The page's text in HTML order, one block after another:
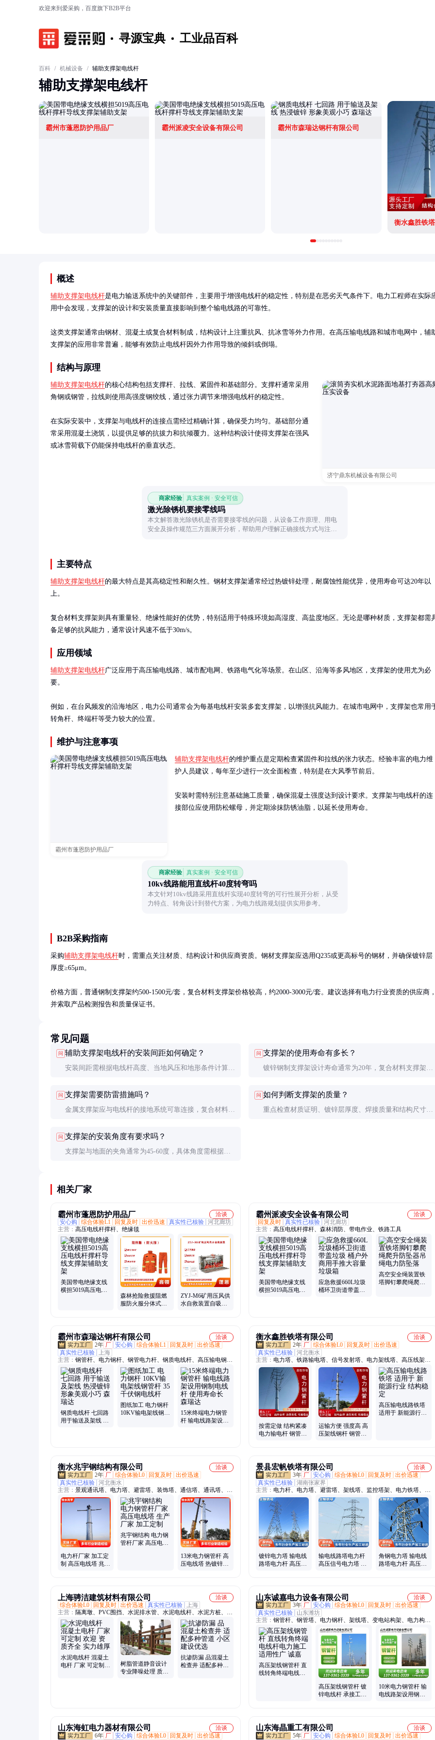
欢迎来到爱采购，百度旗下B2B平台
寻源宝典 工业品百科
百科 / 机械设备 / 辅助支撑架电线杆
辅助支撑架电线杆
霸州市蓬恩防护用品厂 霸州派凌安全设备有限公司 霸州市森瑞达钢杆有限公司
衡水鑫胜铁
概述
辅助支撑架电线杆是电力输送系统中的关键部件，主要用于增强电线杆的稳定性，特别是在恶劣天气条件下。电力工程师在实际
用中会发现，支撑架的设计和安装质量直接影响到整个输电线路的可靠性。
这类支撑架通常由钢材、混凝土或复合材料制成，结构设计上注重抗风、抗冰雪等外力作用。在高压输电线路和城市电网中，辅
支撑架的应用非常普遍，能够有效防止电线杆因外力作用导致的倾斜或倒塌。
结构与原理
济宁鼎东机械设备有限公司
辅助支撑架电线杆的核心结构包括支撑杆、拉线、紧固件和基础部分。支撑杆通常采用
角钢或钢管，拉线则使用高强度钢绞线，通过张力调节来增强电线杆的稳定性。
在实际安装中，支撑架与电线杆的连接点需经过精确计算，确保受力均匀。基础部分通
常采用混凝土浇筑，以提供足够的抗拔力和抗倾覆力。这种结构设计使得支撑架在强风
或冰雪荷载下仍能保持电线杆的垂直状态。
商家经验 真实案例 · 安全可信
激光除锈机要接零线吗
本文解答激光除锈机是否需要接零线的问题，从设备工作原理、用电
安全及操作规范三方面展开分析，帮助用户理解正确接线方式与注意
主要特点
辅助支撑架电线杆的最大特点是其高稳定性和耐久性。钢材支撑架通常经过热镀锌处理，耐腐蚀性能优异，使用寿命可达20年以
上。
复合材料支撑架则具有重量轻、绝缘性能好的优势，特别适用于特殊环境如高湿度、高盐度地区。无论是哪种材质，支撑架都需
备足够的抗风能力，通常设计风速不低于30m/s。
应用领域
辅助支撑架电线杆广泛应用于高压输电线路、城市配电网、铁路电气化等场景。在山区、沿海等多风地区，支撑架的使用尤为必
要。
例如，在台风频发的沿海地区，电力公司通常会为每基电线杆安装多套支撑架，以增强抗风能力。在城市电网中，支撑架也常用
转角杆、终端杆等受力较大的位置。
维护与注意事项
霸州市蓬恩防护用品厂
辅助支撑架电线杆的维护重点是定期检查紧固件和拉线的张力状态。经验丰富的电力维
护人员建议，每年至少进行一次全面检查，特别是在大风季节前后。
安装时需特别注意基础施工质量，确保混凝土强度达到设计要求。支撑架与电线杆的连
接部位应使用防松螺母，并定期涂抹防锈油脂，以延长使用寿命。
商家经验 真实案例 · 安全可信
10kv线路能用直线杆40度转弯吗
本文针对10kv线路采用直线杆实现40度转弯的可行性展开分析，从受
力特点、转角设计到替代方案，为电力线路规划提供实用参考。
B2B采购指南
采购辅助支撑架电线杆时，需重点关注材质、结构设计和供应商资质。钢材支撑架应选用Q235或更高标号的钢材，并确保镀锌层
厚度≥65μm。
价格方面，普通钢制支撑架约500-1500元/套，复合材料支撑架价格较高，约2000-3000元/套。建议选择有电力行业资质的供应商
并索取产品检测报告和质量保证书。
常见问题
问 辅助支撑架电线杆的安装间距如何确定？
安装间距需根据电线杆高度、当地风压和地形条件计算，
供。
问 支撑架的使用寿命有多长？
镀锌钢制支撑架设计寿命通常为20年，复合材料支撑架可
问 支撑架需要防雷措施吗？
金属支撑架应与电线杆的接地系统可靠连接，复合材料支
求。
问 如何判断支撑架的质量？
重点检查材质证明、镀锌层厚度、焊接质量和结构尺寸。
问 支撑架的安装角度有要求吗？
支撑架与地面的夹角通常为45-60度，具体角度需根据受
相关厂家
霸州市蓬恩防护用品厂
洽谈
安心购
综合体验L1 回复及时 出价迅速 真实性已核验 河北廊坊
主营： 高压电线杆撑杆、绝缘毯
美国带电绝缘支线
横担5019高压电线
森林抢险救援阻燃
服防火服分体式阻
ZYJ-M6矿用压风供
水自救装置自吸过
霸州派凌安全设备有限公司
洽谈
回复及时 真实性已核验 河北廊坊
主营： 高压电线杆撑杆、森林消防、带电作业、铁路工具
美国带电绝缘支线
横担5019高压电线
应急救援660L垃圾
桶环卫街道带盖垃
高空安全绳装置铁
塔脚钉攀爬绳爬升
霸州市森瑞达钢杆有限公司
洽谈
2年 厂 安心购 综合体验L1 回复及时 出价迅速
真实性已核验
上海
主营： 钢管杆、电力钢杆、钢管电力杆、钢质电线杆、高压输电钢
杆、终端杆、高压线路钢管杆、镀锌电力钢杆、钢结构电力钢杆、高
压电力钢管杆、电力钢管杆、电力钢杆厂家、输电电力钢杆、高压电
力钢杆、双回路电力钢杆、金属电力钢杆、镀锌钢管杆、转角45度终
端杆、高压钢管杆、热镀锌电力钢杆、18米钢杆、热镀锌钢构电力钢
杆、66kv电力钢杆、单回路钢管杆、电力钢管、双回路电力钢管杆
钢质电线杆 七回路
用于输送及架线 热
图纸加工 电力钢杆
10KV输电架线钢管
15米终端电力钢管
杆 输电线路架设用
衡水鑫胜铁塔有限公司
洽谈
2年 厂 综合体验L0 回复及时 出价迅速
真实性已核验 河北衡水
主营： 电力塔、铁路输电塔、信号发射塔、电力架线塔、高压线架线
塔、电力角钢塔、钢结构通讯塔、电力线路铁塔、电力输电线塔、拉
线电力铁塔、角钢电力铁塔
按需定做 结构紧凑
电力输电杆 钢管电
运输方便 强度高 高
压架线钢杆 钢管电
高压输电线路铁塔
适用于 新能源行业
衡水兆宇钢结构有限公司
洽谈
2年 厂 综合体验L0 回复及时 出价迅速
真实性已核验 河北衡水
主营： 景观通讯塔、电力塔、避雷塔、装饰塔、通信塔、通讯塔、角
钢塔、电视塔、电力杆、单管塔、微波塔、消防训练塔、铁塔、钢管
塔、瞭望塔、了望塔、监控塔
电力杆厂家 加工定
制 高压电线塔 兆宇
兆宇钢结构 电力钢
管杆厂家 高压电线
13米电力钢管杆 高
压电线塔 热镀锌防
景县宏帆铁塔有限公司
洽谈
3年 厂 安心购 综合体验L0 回复及时 出价迅速
真实性已核验 湖南张家界
主营： 电力杆、电力塔、避雷塔、架线塔、监控塔架、电力铁塔、避
雷针塔、消防训练塔、瞭望监控塔、电力钢杆塔、避雷针铁塔、攀爬
拓展塔、防火瞭望塔、电力角钢塔、高压输电塔、消防演习训练塔
镀锌电力塔 输电线
路塔电力杆 高压电
输电线路塔电力杆
高压信号电力塔 高
角钢电力塔 输电线
路塔电力杆 高压电
上海骋洁建筑材料有限公司
洽谈
综合体验L0
回复及时 出价迅速 真实性已核验
上海
主营： 隔离墩、PVC围挡、水泥排水管、水泥电线杆、水泥方桩、塑
钢板桩、生态仿木桩、仿木栏杆、仿木桩、明沟板
水泥电线杆 混凝土
电杆 厂家 可定制
树脂管道静音设计
专业降噪处理 质量
抗渗防漏 品混凝土
检查井 适配多种管
山东诚嘉电力设备有限公司
洽谈
3年 厂 安心购 综合体验L0 回复及时 出价迅速
真实性已核验
山东潍坊
主营： 钢管杆、钢管塔、电力钢杆、架线塔、变电站构架、电力构架
塔、升压站变电站构架、110kv风电场构架、煤矿变电站构架、钢管
电力塔、地脚螺栓、通讯塔、避雷针、电力塔、输电铁塔、电力监控
塔、四柱角钢塔、直线角钢塔、110KV输电钢管杆、棱形钢管杆、35
千伏钢管杆、电力地脚螺栓、锚筋地脚螺栓、钢结构地脚螺栓、变电
站通讯塔
高压架线钢管杆 直
线转角终端电线杆
高压架线钢管杆 镀
锌电线杆 承接工程
10米电力钢管杆 输
电线路架设用钢制
山东海虹电力器材有限公司
洽谈
6年 厂 安心购 综合体验L0 回复及时 出价迅速
山东海晶重工有限公司
洽谈
5年 厂 安心购 综合体验L0 回复及时 出价迅速